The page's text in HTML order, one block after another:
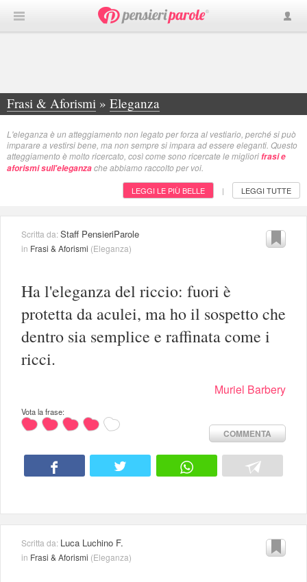
Frasi & Aforismi » Eleganza
L'eleganza è un atteggiamento non legato per forza al vestiario, perché si può
imparare a vestirsi bene, ma non sempre si impara ad essere eleganti. Questo
atteggiamento è molto ricercato, così come sono ricercate le migliorifrasi e
aforismi sull'eleganzache abbiamo raccolto per voi.
LEGGI LE PIÙ BELLE | LEGGI TUTTE
Scritta da:Staff PensieriParole
in Frasi & Aforismi (Eleganza)
Ha l'eleganza del riccio: fuori è
protetta da aculei, ma ho il sospetto che
dentro sia semplice e raffinata come i
ricci.
Muriel Barbery
Vota la frase:
COMMENTA
Scritta da: Luca Luchino F.
in Frasi & Aforismi (Eleganza)